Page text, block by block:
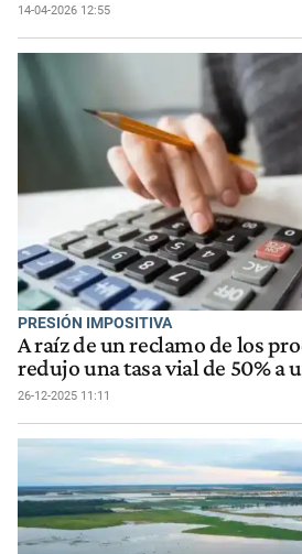
14-04-2026 12:55
PRESIÓN IMPOSITIVA
A raíz de un reclamo de los
redujo una tasa vial de 50% a
26-12-2025 11:11